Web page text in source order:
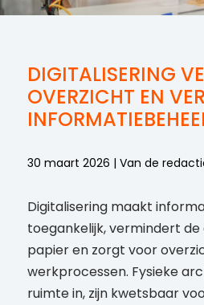
DIGITALISERING
OVERZICHT EN
30 maart 2026 | Van de
Digitalisering maakt
toegankelijk, vermindert
papier en zorgt voor
werkprocessen. Fysieke
ruimte in, zijn kwetsbaar